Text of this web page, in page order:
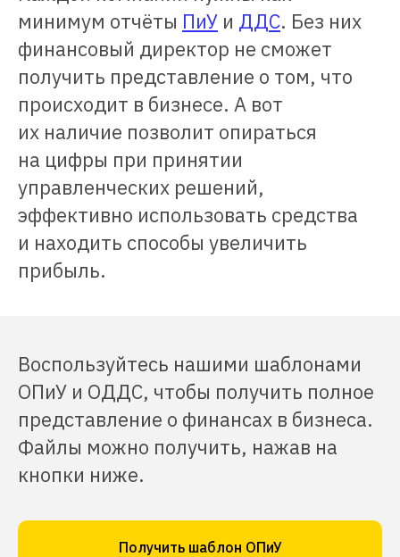
минимум отчёты ПиУ и ДДС. Без них
финансовый директор не сможет
получить представление о том, что
происходит в бизнесе. А вот
их наличие позволит опираться
на цифры при принятии
управленческих решений,
эффективно использовать средства
и находить способы увеличить
прибыль.
Воспользуйтесь нашими шаблонами
ОПиУ и ОДДС, чтобы получить полное
представление о финансах в бизнеса.
Файлы можно получить, нажав на
кнопки ниже.
Получить шаблон ОПиУ